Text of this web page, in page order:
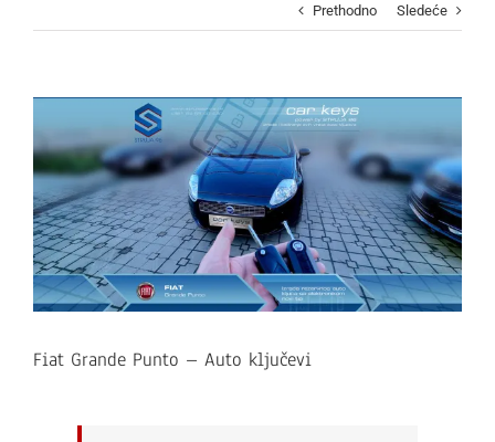
Prethodno Sledeće
Fiat Grande Punto – Auto ključevi